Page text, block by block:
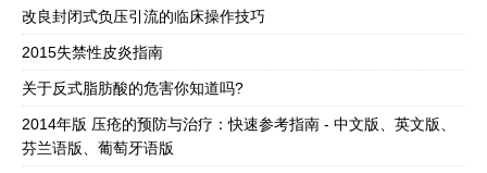
改良封闭式负压引流的临床操作技巧
2015失禁性皮炎指南
关于反式脂肪酸的危害你知道吗?
2014年版 压疮的预防与治疗：快速参考指南 - 中文版、英文版、
芬兰语版、葡萄牙语版